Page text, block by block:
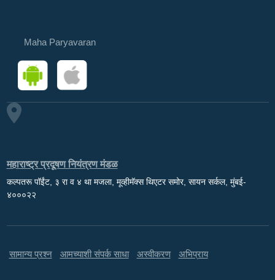
Maha Paryavaran
महाराष्ट्र प्रदूषण नियंत्रण मंडळ
कल्पतरू पॉईंट, ३ रा व ४ था मजला, मूव्हीमॅक्स थिएटर समोर, सायन सर्कल, मुंबई-
४०००२२
सामान्य प्रश्न आमच्याशी संपर्क साधा अस्वीकरण अभिप्राय